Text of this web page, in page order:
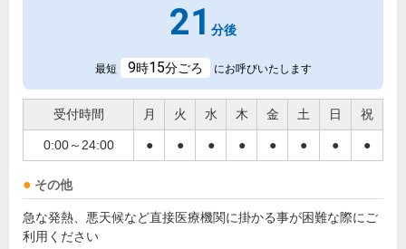
21 分後
最短 9時15分ごろ にお呼びいたします
受付時間 月 火 水 木 金 土 日 祝
0:00～24:00 ● ● ● ● ● ● ● ●
その他
急な発熱、悪天候など直接医療機関に掛かる事が困難な際にご
利用ください